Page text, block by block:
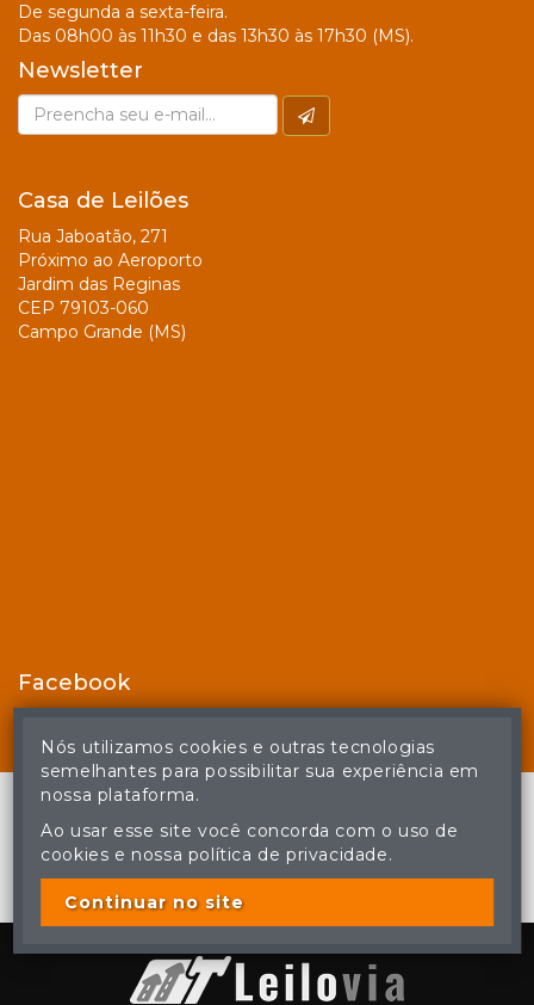
De segunda a sexta-feira.
Das 08h00 às 11h30 e das 13h30 às 17h30 (MS).
Newsletter
Casa de Leilões
Rua Jaboatão, 271
Próximo ao Aeroporto
Jardim das Reginas
CEP 79103-060
Campo Grande (MS)
Facebook
© Casa de Leilões - Todos os direitos reservados
A cópia ou reprodução não autorizada do conteúdo deste site
poderá acarretar em penas previstas em lei.
Nós utilizamos cookies e outras tecnologias
semelhantes para possibilitar sua experiência em
nossa plataforma.
Ao usar esse site você concorda com o uso de
cookies e nossa política de privacidade.
Continuar no site